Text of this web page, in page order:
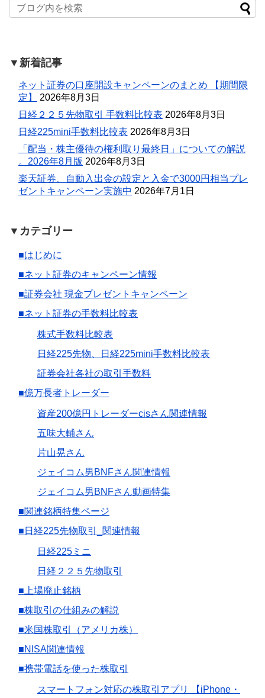
▼新着記事
ネット証券の口座開設キャンペーンのまとめ 【期間限
定】
2026年8月3日
日経２２５先物取引 手数料比較表 2026年8月3日
日経225mini手数料比較表 2026年8月3日
「配当・株主優待の権利取り最終日」についての解説
。2026年8月版 2026年8月3日
楽天証券、自動入出金の設定と入金で3000円相当プレ
ゼントキャンペーン実施中 2026年7月1日
▼カテゴリー
■はじめに
■ネット証券のキャンペーン情報
■証券会社 現金プレゼントキャンペーン
■ネット証券の手数料比較表
株式手数料比較表
日経225先物、日経225mini手数料比較表
証券会社各社の取引手数料
■億万長者トレーダー
資産200億円トレーダーcisさん関連情報
五味大輔さん
片山晃さん
ジェイコム男BNFさん関連情報
ジェイコム男BNFさん動画特集
■関連銘柄特集ページ
■日経225先物取引_関連情報
日経225ミニ
日経２２５先物取引
■上場廃止銘柄
■株取引の仕組みの解説
■米国株取引（アメリカ株）
■NISA関連情報
■携帯電話を使った株取引
スマートフォン対応の株取引アプリ 【iPhone・